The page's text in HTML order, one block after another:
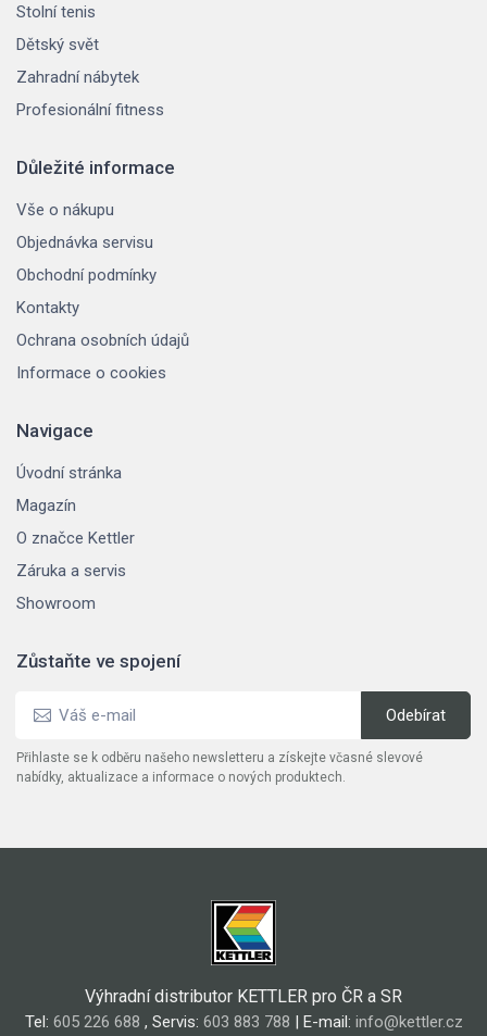
Stolní tenis
Dětský svět
Zahradní nábytek
Profesionální fitness
Důležité informace
Vše o nákupu
Objednávka servisu
Obchodní podmínky
Kontakty
Ochrana osobních údajů
Informace o cookies
Navigace
Úvodní stránka
Magazín
O značce Kettler
Záruka a servis
Showroom
Zůstaňte ve spojení
Přihlaste se k odběru našeho newsletteru a získejte včasné slevové
nabídky, aktualizace a informace o nových produktech.
Výhradní distributor KETTLER pro ČR a SR
Tel: 605 226 688 , Servis: 603 883 788 | E-mail: info@kettler.cz